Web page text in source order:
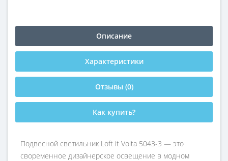
Описание
Характеристики
Отзывы (0)
Как купить?
Подвесной светильник Loft it Volta 5043-3 — это
своременное дизайнерское освещение в модном